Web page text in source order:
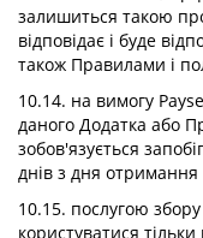
залишиться такою
відповідає і буде
також Правилами і
10.14. на вимогу
даного Додатка або
зобов'язується
днів з дня отримання
10.15. послугою
користуватися